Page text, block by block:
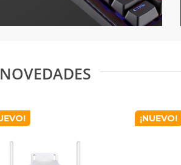
NOVEDADES
¡NUEVO!